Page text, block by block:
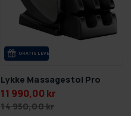
GRA­TIS LE­VE­RANS
Lykke Massagestol Pro
11 990,00 kr
14 950,00 kr